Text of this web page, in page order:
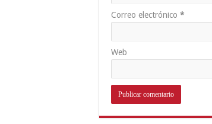
Correo electrónico *
Web